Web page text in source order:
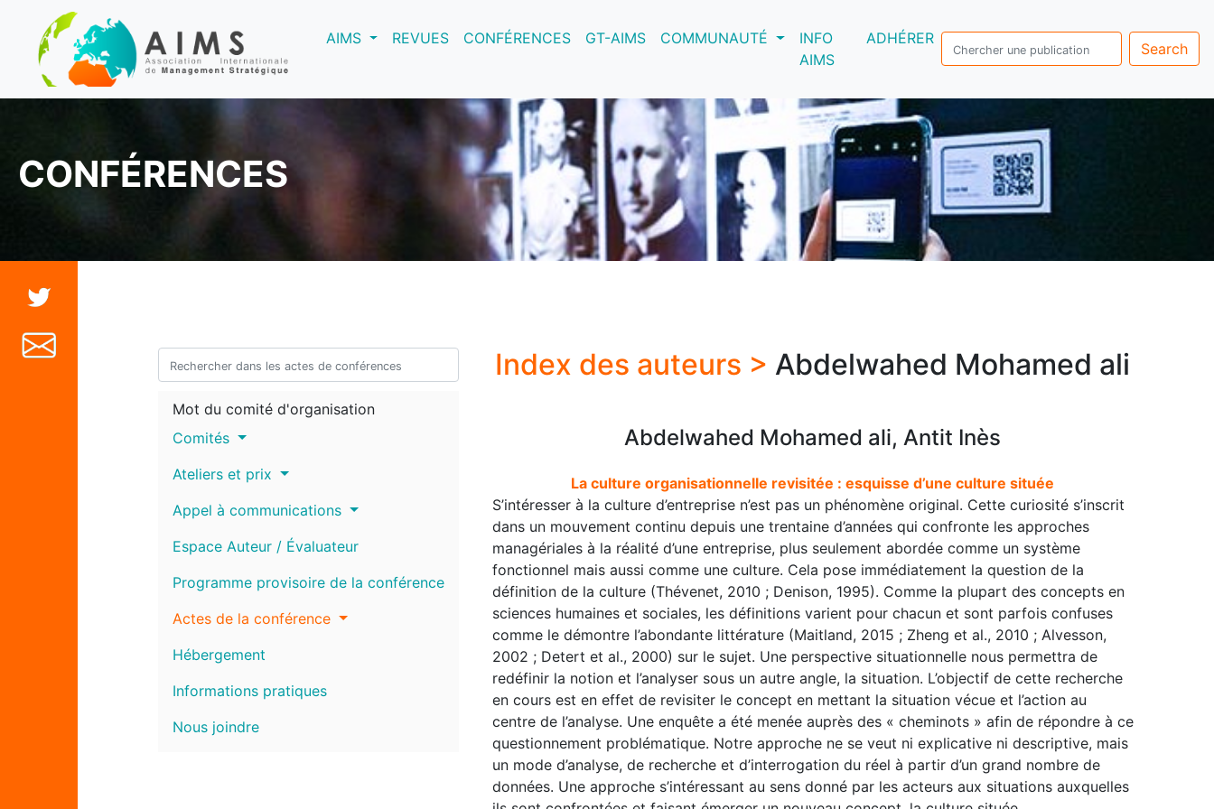
AIMS(current)REVUES CONFÉRENCES GT-AIMS COMMUNAUTÉ
INFO
AIMS
ADHÉRER
Search
CONFÉRENCES
Mot du comité d'organisation
Comités
Ateliers et prix
Appel à communications
Espace Auteur / Évaluateur
Programme provisoire de la conférence
Actes de la conférence
Hébergement
Informations pratiques
Nous joindre
Index des auteurs > Abdelwahed Mohamed ali
Abdelwahed Mohamed ali, Antit Inès
La culture organisationnelle revisitée : esquisse d’une culture située
S’intéresser à la culture d’entreprise n’est pas un phénomène original. Cette curiosité s’inscrit
dans un mouvement continu depuis une trentaine d’années qui confronte les approches
managériales à la réalité d’une entreprise, plus seulement abordée comme un système
fonctionnel mais aussi comme une culture. Cela pose immédiatement la question de la
définition de la culture (Thévenet, 2010 ; Denison, 1995). Comme la plupart des concepts en
sciences humaines et sociales, les définitions varient pour chacun et sont parfois confuses
comme le démontre l’abondante littérature (Maitland, 2015 ; Zheng et al., 2010 ; Alvesson,
2002 ; Detert et al., 2000) sur le sujet. Une perspective situationnelle nous permettra de
redéfinir la notion et l’analyser sous un autre angle, la situation. L’objectif de cette recherche
en cours est en effet de revisiter le concept en mettant la situation vécue et l’action au
centre de l’analyse. Une enquête a été menée auprès des « cheminots » afin de répondre à ce
questionnement problématique. Notre approche ne se veut ni explicative ni descriptive, mais
un mode d’analyse, de recherche et d’interrogation du réel à partir d’un grand nombre de
données. Une approche s’intéressant au sens donné par les acteurs aux situations auxquelles